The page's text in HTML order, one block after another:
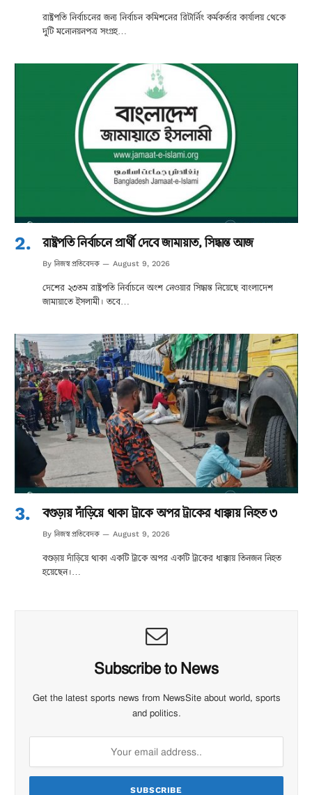
রাষ্ট্রপতি নির্বাচনের জন্য নির্বাচন কমিশনের রিটার্নিং কর্মকর্তার কার্যালয় থেকে
দুটি মনোনয়নপত্র সংগ্রহ…
রাষ্ট্রপতি নির্বাচনে প্রার্থী দেবে জামায়াত, সিদ্ধান্ত আজ
By নিজস্ব প্রতিবেদক August 9, 2026
দেশের ২৩তম রাষ্ট্রপতি নির্বাচনে অংশ নেওয়ার সিদ্ধান্ত নিয়েছে বাংলাদেশ
জামায়াতে ইসলামী। তবে…
বগুড়ায় দাঁড়িয়ে থাকা ট্রাকে অপর ট্রাকের ধাক্কায় নিহত ৩
By নিজস্ব প্রতিবেদক August 9, 2026
বগুড়ায় দাঁড়িয়ে থাকা একটি ট্রাকে অপর একটি ট্রাকের ধাক্কায় তিনজন নিহত
হয়েছেন।…
Subscribe to News
Get the latest sports news from NewsSite about world, sports
and politics.